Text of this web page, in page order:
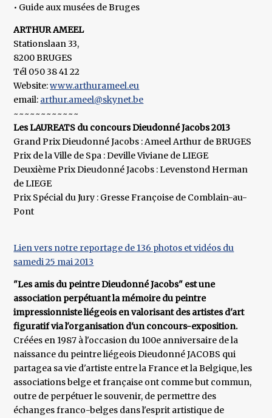
• Guide aux musées de Bruges
ARTHUR AMEEL
Stationslaan 33,
8200 BRUGES
Tél 050 38 41 22
Website:www.arthurameel.eu
email: arthur.ameel@skynet.be
~~~~~~~~~~~~
Les LAUREATS du concours Dieudonné Jacobs 2013
Grand Prix Dieudonné Jacobs : Ameel Arthur de BRUGES
Prix de la Ville de Spa : Deville Viviane de LIEGE
Deuxième Prix Dieudonné Jacobs : Levenstond Herman
de LIEGE
Prix Spécial du Jury : Gresse Françoise de Comblain-au-
Pont
Lien vers notre reportage de 136 photos et vidéos du
samedi 25 mai 2013
"Les amis du peintre Dieudonné Jacobs" est une
association perpétuant la mémoire du peintre
impressionniste liégeois en valorisant des artistes d'art
figuratif via l'organisation d'un concours-exposition.
Créées en 1987 à l'occasion du 100e anniversaire de la
naissance du peintre liégeois Dieudonné JACOBS qui
partagea sa vie d'artiste entre la France et la Belgique, les
associations belge et française ont comme but commun,
outre de perpétuer le souvenir, de permettre des
échanges franco-belges dans l'esprit artistique de